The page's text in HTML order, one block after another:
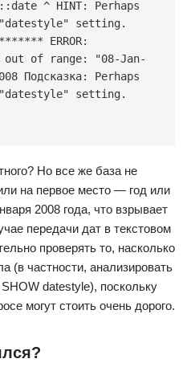
^ HINT: Perhaps
setting.
ERROR:
of range: "08-Jan-
Подсказка: Perhaps
setting.
Но все же база не
на первое место — год или
2008 года, что взрывает
передачи дат в текстовом
проверять то, насколько
(в частности, анализировать
datestyle), поскольку
могут стоить очень дорого.